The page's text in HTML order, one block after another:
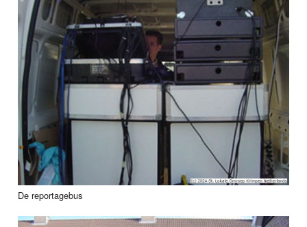
Video
Webcam
Info
De reportagebus